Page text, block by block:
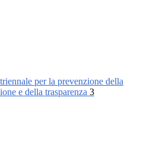
per la prevenzione della
e della trasparenza 3